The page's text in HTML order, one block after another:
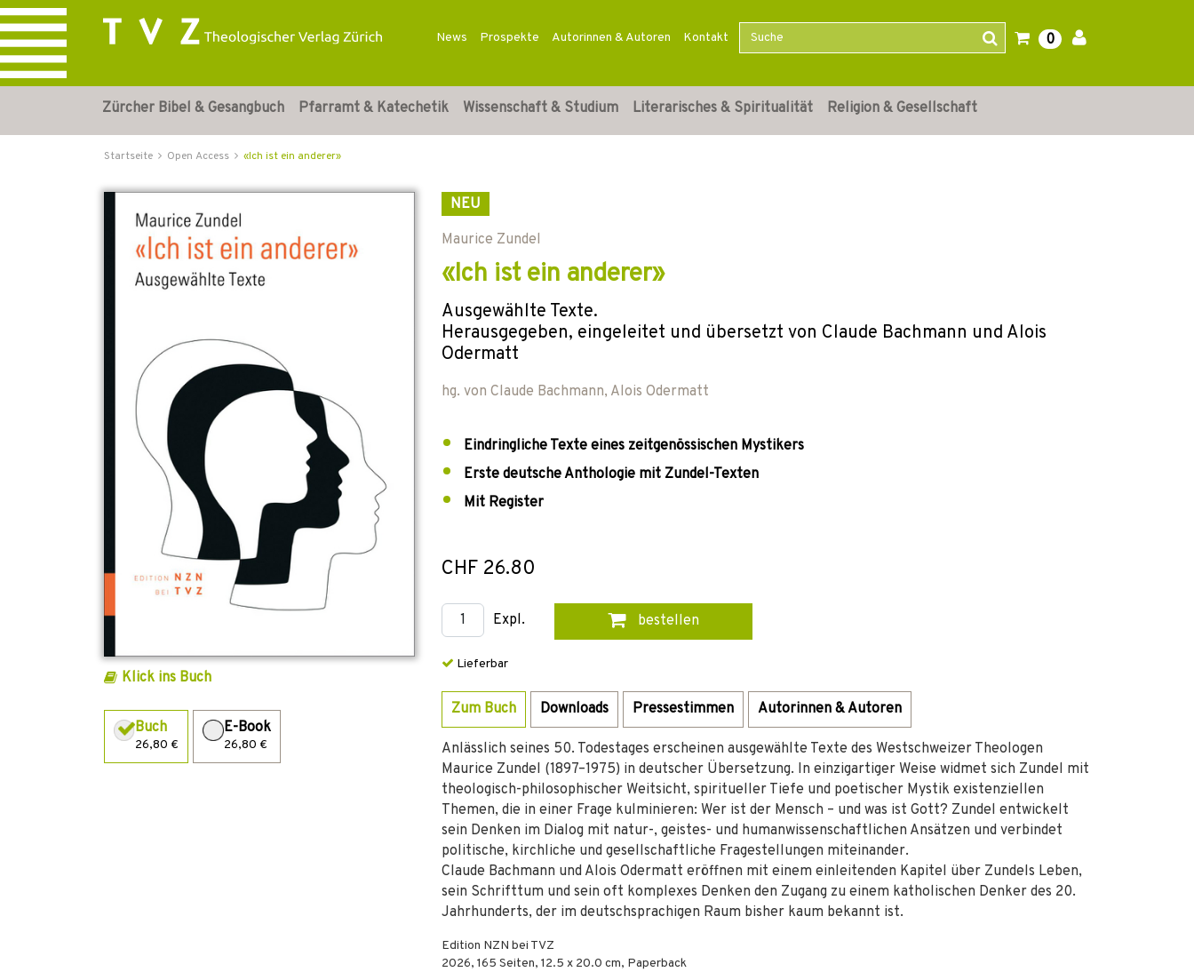
News Prospekte Autorinnen & Autoren Kontakt 0
Zürcher Bibel & Gesangbuch Pfarramt & Katechetik Wissenschaft & Studium Literarisches & Spiritualität Religion & Gesellschaft
Startseite Open Access «Ich ist ein anderer»
Klick ins Buch
Buch
26,80 €
E-Book
26,80 €
NEU
Maurice Zundel
«Ich ist ein anderer»
Ausgewählte Texte.
Herausgegeben, eingeleitet und übersetzt von Claude Bachmann und Alois
Odermatt
hg. von Claude Bachmann, Alois Odermatt
Eindringliche Texte eines zeitgenössischen Mystikers
Erste deutsche Anthologie mit Zundel-Texten
Mit Register
CHF 26.80
Expl. bestellen
Lieferbar
Zum Buch Downloads Pressestimmen Autorinnen & Autoren
Anlässlich seines 50. Todestages erscheinen ausgewählte Texte des Westschweizer Theologen
Maurice Zundel (1897–1975) in deutscher Übersetzung. In einzigartiger Weise widmet sich Zundel mit
theologisch-philosophischer Weitsicht, spiritueller Tiefe und poetischer Mystik existenziellen
Themen, die in einer Frage kulminieren: Wer ist der Mensch – und was ist Gott? Zundel entwickelt
sein Denken im Dialog mit natur-, geistes- und humanwissenschaftlichen Ansätzen und verbindet
politische, kirchliche und gesellschaftliche Fragestellungen miteinander.
Claude Bachmann und Alois Odermatt eröffnen mit einem einleitenden Kapitel über Zundels Leben,
sein Schrifttum und sein oft komplexes Denken den Zugang zu einem katholischen Denker des 20.
Jahrhunderts, der im deutschsprachigen Raum bisher kaum bekannt ist.
Edition NZN bei TVZ
2026, 165 Seiten, 12.5 x 20.0 cm, Paperback